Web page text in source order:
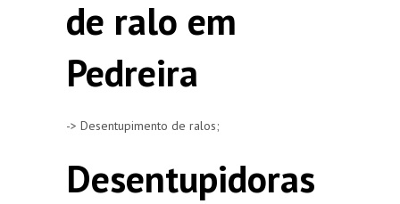
de ralo em
Pedreira
-> Desentupimento de ralos;
Desentupidoras